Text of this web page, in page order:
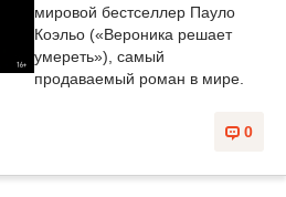
мировой бестселлер Пауло
Коэльо («Вероника решает
умереть»), самый
продаваемый роман в мире.
0